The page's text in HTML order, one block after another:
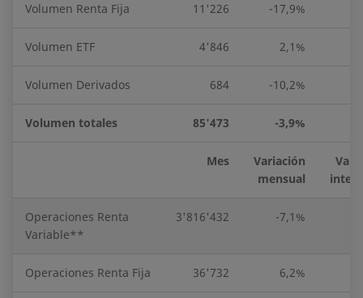
Volumen Renta Fija 11'226 -17,9%
Volumen ETF 4'846 2,1%
Volumen Derivados 684 -10,2%
Volumen totales 85'473 -3,9%
Mes
Variación
mensual
Operaciones Renta
Variable**
3'816'432 -7,1%
Operaciones Renta Fija 36'732 6,2%